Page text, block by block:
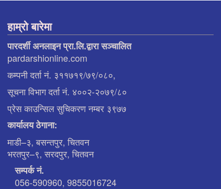
हाम्रो बारेमा
पारदर्शी अनलाइन प्रा.लि.द्वारा सञ्चालित
pardarshionline.com
कम्पनी दर्ता नं. ३११७१९/७९/०८०,
सूचना विभाग दर्ता नं. ४००२-२०७९/८०
प्रेस काउन्सिल सुचिकरण नम्बर ३९७७
कार्यालय ठेगाना:
माडी–३, बसन्तपुर, चितवन
भरतपुर–९, सरदपुर, चितवन
सम्पर्क नं.
056-590960, 9855016724